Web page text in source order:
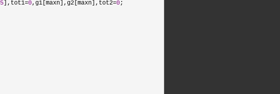
5],tot1=0,g1[maxn],g2[maxn],tot2=0